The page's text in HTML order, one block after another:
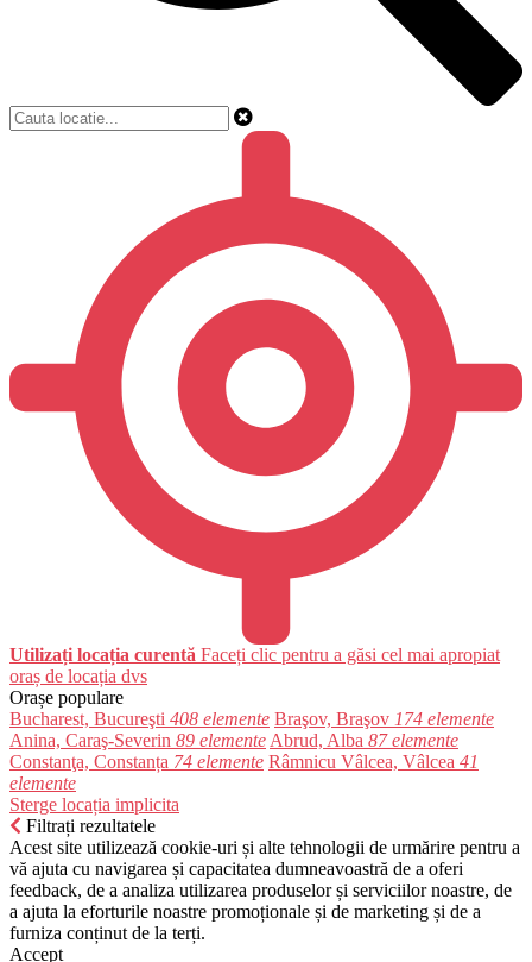
Utilizați locația curentă Faceți clic pentru a găsi cel mai apropiat
oraș de locația dvs
Orașe populare
Bucharest, Bucureşti 408 elemente Braşov, Braşov 174 elemente
Anina, Caraş-Severin 89 elemente Abrud, Alba 87 elemente
Constanţa, Constanța 74 elemente Râmnicu Vâlcea, Vâlcea 41
elemente
Sterge locația implicita
Filtrați rezultatele
Acest site utilizează cookie-uri și alte tehnologii de urmărire pentru a
vă ajuta cu navigarea și capacitatea dumneavoastră de a oferi
feedback, de a analiza utilizarea produselor și serviciilor noastre, de
a ajuta la eforturile noastre promoționale și de marketing și de a
furniza conținut de la terți.
Accept